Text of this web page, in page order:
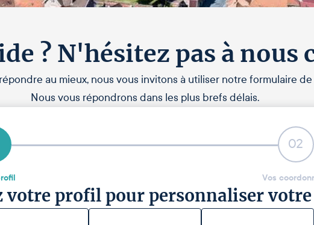
? N'hésitez pas à nous
au mieux, nous vous invitons à utiliser notre formulaire
Nous vous répondrons dans les plus brefs délais.
02
Vos
votre profil pour personnaliser votre